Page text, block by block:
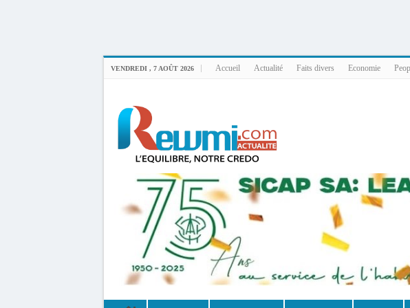
VENDREDI , 7 AOÛT 2026 Accueil Actualité Faits divers Economie